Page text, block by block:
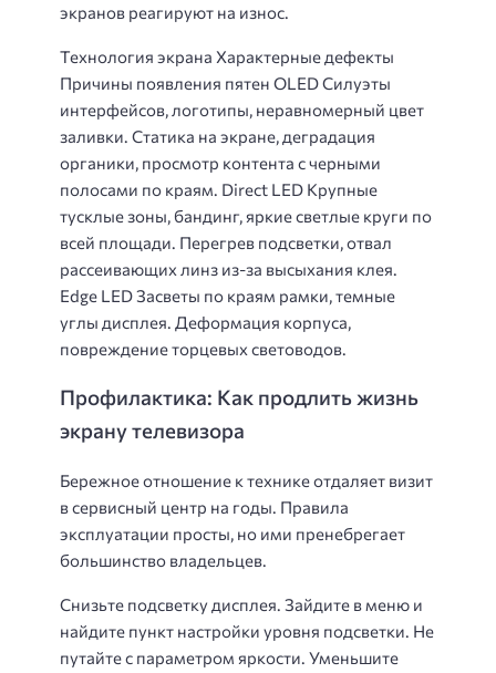
экранов реагируют на износ.
Технология экрана Характерные дефекты
Причины появления пятен OLED Силуэты
интерфейсов, логотипы, неравномерный цвет
заливки. Статика на экране, деградация
органики, просмотр контента с черными
полосами по краям. Direct LED Крупные
тусклые зоны, бандинг, яркие светлые круги по
всей площади. Перегрев подсветки, отвал
рассеивающих линз из-за высыхания клея.
Edge LED Засветы по краям рамки, темные
углы дисплея. Деформация корпуса,
повреждение торцевых световодов.
Профилактика: Как продлить жизнь
экрану телевизора
Бережное отношение к технике отдаляет визит
в сервисный центр на годы. Правила
эксплуатации просты, но ими пренебрегает
большинство владельцев.
Снизьте подсветку дисплея. Зайдите в меню и
найдите пункт настройки уровня подсветки. Не
путайте с параметром яркости. Уменьшите